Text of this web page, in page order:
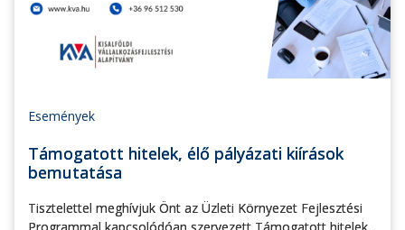
Események
Támogatott hitelek, élő pályázati kiírások
bemutatása
Tisztelettel meghívjuk Önt az Üzleti Környezet Fejlesztési
Programmal kapcsolódóan szervezett Támogatott hitelek,